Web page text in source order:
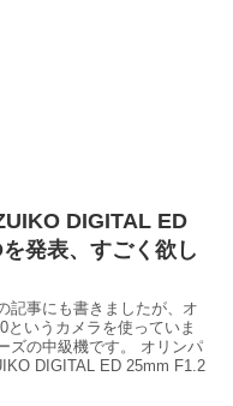
DIGITAL ED
発表、すごく欲し
記事にも書きましたが、オ
というカメラを使っていま
ズの中級機です。 オリンパ
DIGITAL ED 25mm F1.2